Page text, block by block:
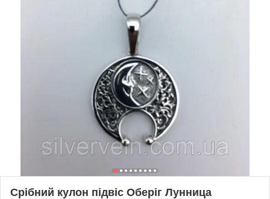
Срібний кулон підвіс Оберіг Лунница